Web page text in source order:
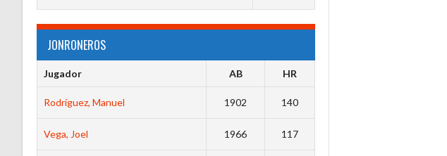
JONRONEROS
Jugador AB HR
Rodríguez, Manuel 1902 140
Vega, Joel 1966 117